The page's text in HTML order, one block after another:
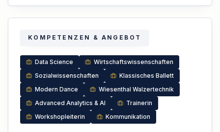
KOMPETENZEN & ANGEBOT
Data Science
Wirtschaftswissenschaften
Sozialwissenschaften
Klassisches Ballett
Modern Dance
Wiesenthal Walzertechnik
Advanced Analytics & AI
Trainerin
Workshopleiterin
Kommunikation